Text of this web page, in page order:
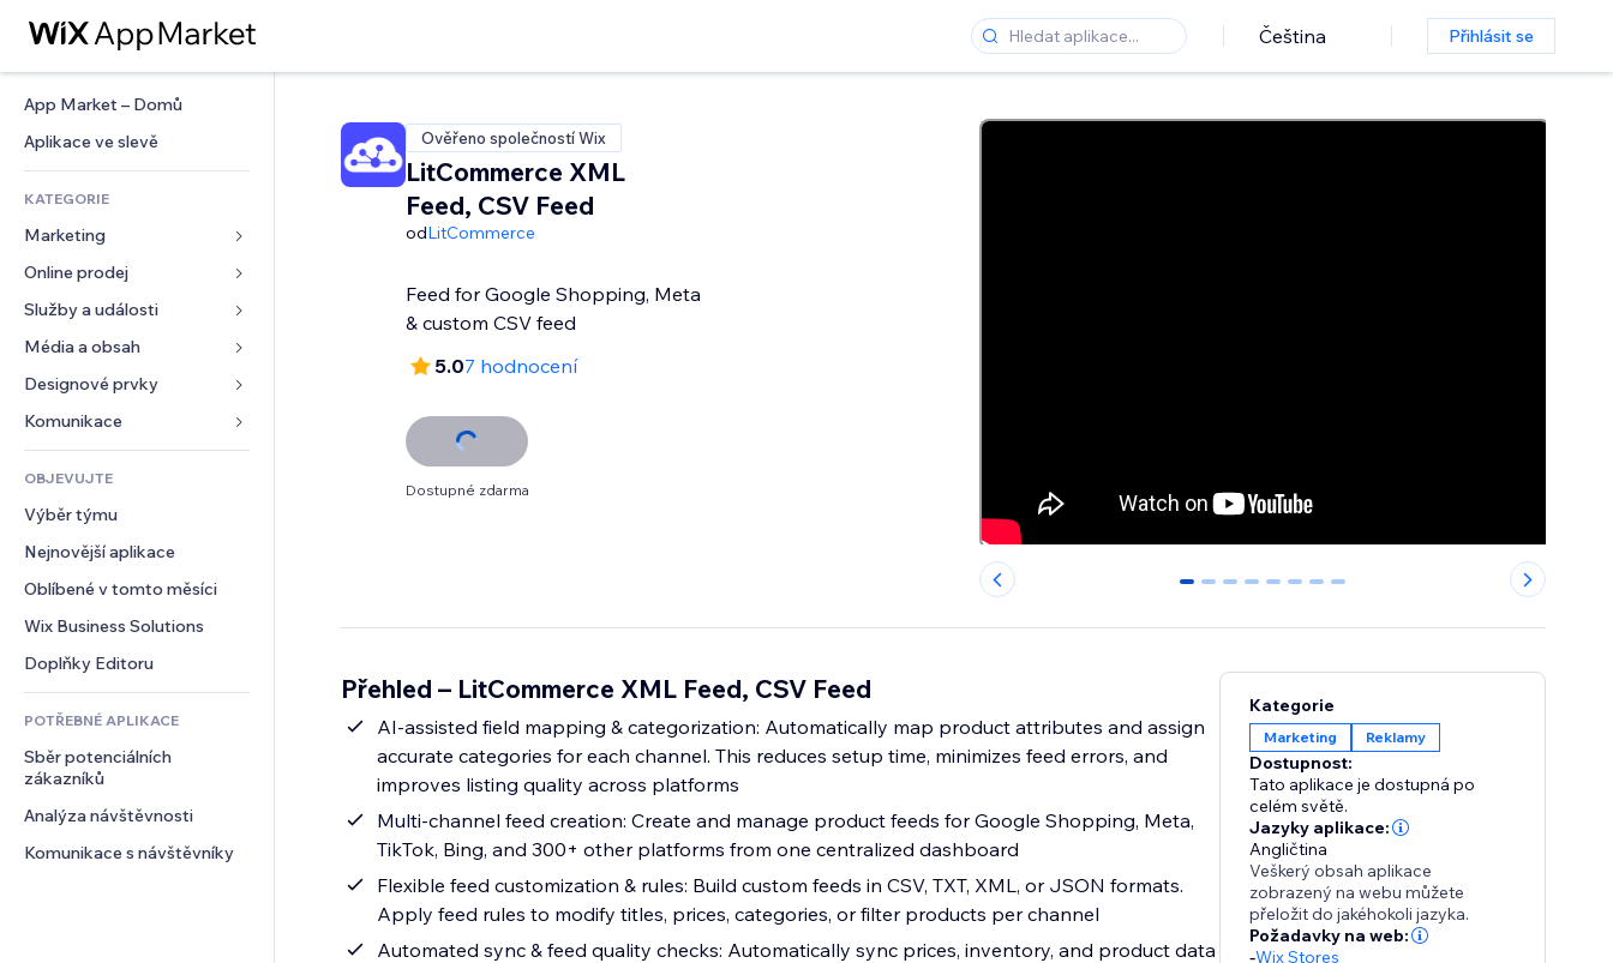
Čeština Přihlásit se
App Market – Domů
Aplikace ve slevě
KATEGORIE
Marketing
Reklamy
Mobilní zařízení
Analytika
Výpisy webu
E‑mail
Online prodej
Aplikace pro obchody
Doprava a doručení
Tlačítka pro prodej
Účetnictví
Kupóny a věrnostní programy
Skladování
Jídlo a nápoje
Služby a události
Ubytování
Události
Restaurace
Nemovitosti
Rezervace
Média a obsah
Galerie
Hudba
Podcasty
Fotografie
Video
PDF
Sdílení souborů
Novinky
Designové prvky
Mapy a navigace
Soukromí a bezpečnost
Hodiny
Šablony stránek
Efekty pro obrázky
Tlačítka a nabídky
Bannery a odznaky
Kalkulačky
Vyhledávání
Počasí
Tabulky a grafy
Formuláře
Ankety
Chat
Komentáře
Telefon
Komunita
Reference a recenze
CRM
OBJEVUJTE
Výběr týmu
Nejnovější aplikace
Oblíbené v tomto měsíci
Wix Business Solutions
Doplňky Editoru
POTŘEBNÉ APLIKACE
Sběr potenciálních
zákazníků
Analýza návštěvnosti
Komunikace s návštěvníky
Ověřeno společností Wix
LitCommerce XML
Feed, CSV Feed
odLitCommerce
Feed for Google Shopping, Meta
& custom CSV feed
5.07 hodnocení
Dostupné zdarma
0 1 2 3 4 5 6 7
Přehled – LitCommerce XML Feed, CSV Feed
AI-assisted field mapping & categorization: Automatically map product attributes and assign
accurate categories for each channel. This reduces setup time, minimizes feed errors, and
improves listing quality across platforms
Multi-channel feed creation: Create and manage product feeds for Google Shopping, Meta,
TikTok, Bing, and 300+ other platforms from one centralized dashboard
Flexible feed customization & rules: Build custom feeds in CSV, TXT, XML, or JSON formats.
Apply feed rules to modify titles, prices, categories, or filter products per channel
Automated sync & feed quality checks: Automatically sync prices, inventory, and product data
Kategorie
Marketing Reklamy
Dostupnost:
Tato aplikace je dostupná po
celém světě.
Jazyky aplikace:
Angličtina
Veškerý obsah aplikace
zobrazený na webu můžete
přeložit do jakéhokoli jazyka.
Požadavky na web:
-Wix Stores